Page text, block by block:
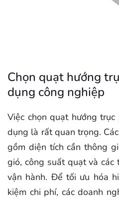
Chọn quạt hướng
dụng công nghiệp
Việc chọn quạt hướng
dụng là rất quan trọng.
gồm diện tích cần thông
gió, công suất quạt và các
vận hành. Để tối ưu hóa
kiệm chi phí, các doanh